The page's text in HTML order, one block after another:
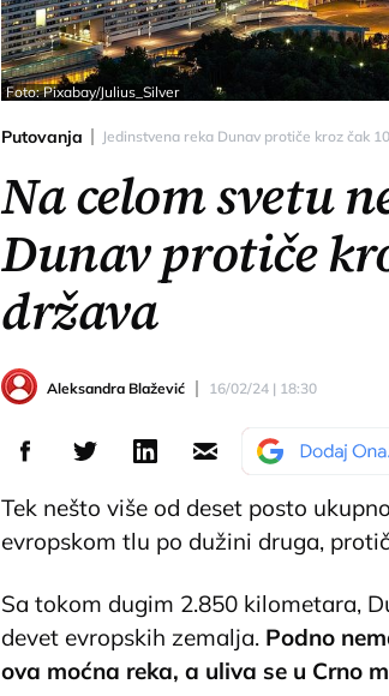
Foto: Pixabay/Julius_Silver
Putovanja Jedinstvena reka Dunav protiče kroz čak
Na celom svetu
Dunav protiče
država
Aleksandra Blažević 16/02/24 | 18:30
Tek nešto više od deset posto
evropskom tlu po dužini druga,
Sa tokom dugim 2.850 kilometara,
devet evropskih zemalja. Podno
ova moćna reka, a uliva se u Crno